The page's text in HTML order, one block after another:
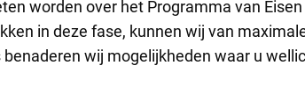
worden over het Programma van
in deze fase, kunnen wij van
wij mogelijkheden waar u